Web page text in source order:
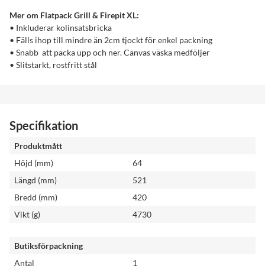
Mer om Flatpack Grill & Firepit XL:
• Inkluderar kolinsatsbricka
• Fälls ihop till mindre än 2cm tjockt för enkel packning
• Snabb att packa upp och ner. Canvas väska medföljer
• Slitstarkt, rostfritt stål
Specifikation
Produktmått
Höjd (mm)
64
Längd (mm)
521
Bredd (mm)
420
Vikt (g)
4730
Butiksförpackning
Antal
1